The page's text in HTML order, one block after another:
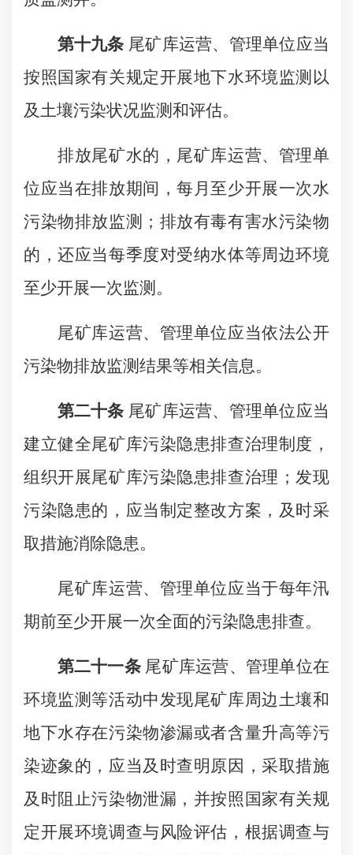
第十九条 尾矿库运营、管理单位应当
按照国家有关规定开展地下水环境监测以
及土壤污染状况监测和评估。
排放尾矿水的，尾矿库运营、管理单
位应当在排放期间，每月至少开展一次水
污染物排放监测；排放有毒有害水污染物
的，还应当每季度对受纳水体等周边环境
至少开展一次监测。
尾矿库运营、管理单位应当依法公开
污染物排放监测结果等相关信息。
第二十条 尾矿库运营、管理单位应当
建立健全尾矿库污染隐患排查治理制度，
组织开展尾矿库污染隐患排查治理；发现
污染隐患的，应当制定整改方案，及时采
取措施消除隐患。
尾矿库运营、管理单位应当于每年汛
期前至少开展一次全面的污染隐患排查。
第二十一条尾矿库运营、管理单位在
环境监测等活动中发现尾矿库周边土壤和
地下水存在污染物渗漏或者含量升高等污
染迹象的，应当及时查明原因，采取措施
及时阻止污染物泄漏，并按照国家有关规
定开展环境调查与风险评估，根据调查与